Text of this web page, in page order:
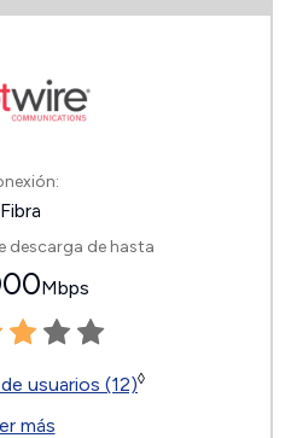
Fibra
descarga de hasta
Mbps
usuarios (12)◊
más